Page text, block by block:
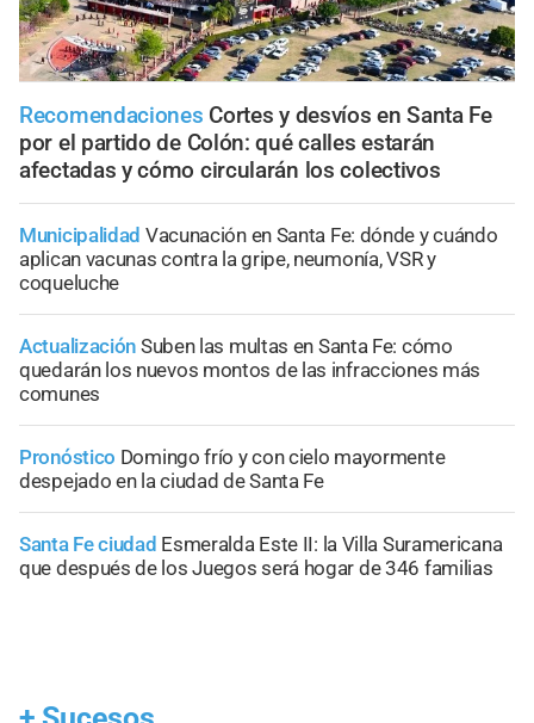
Recomendaciones Cortes y desvíos en Santa Fe
por el partido de Colón: qué calles estarán
afectadas y cómo circularán los colectivos
Municipalidad Vacunación en Santa Fe: dónde y cuándo
aplican vacunas contra la gripe, neumonía, VSR y
coqueluche
Actualización Suben las multas en Santa Fe: cómo
quedarán los nuevos montos de las infracciones más
comunes
Pronóstico Domingo frío y con cielo mayormente
despejado en la ciudad de Santa Fe
Santa Fe ciudad Esmeralda Este II: la Villa Suramericana
que después de los Juegos será hogar de 346 familias